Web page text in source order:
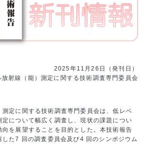
2025年11月26日（発刊日）
放射線（能）測定に関する技術調査専門委員会
定に関する技術調査専門委員会は、低レベ
定について幅広く調査し、現状の課題につい
を展望することを目的とした。本技術報告
た7 回の調査委員会及び4 回のシンポジウム